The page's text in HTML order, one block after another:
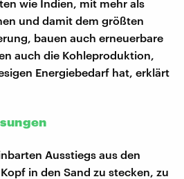
wie Indien, mit mehr als
und damit dem größten
bauen auch erneuerbare
auch die Kohleproduktion,
Energiebedarf hat, erklärt
Ausstiegs aus den
in den Sand zu stecken, zu